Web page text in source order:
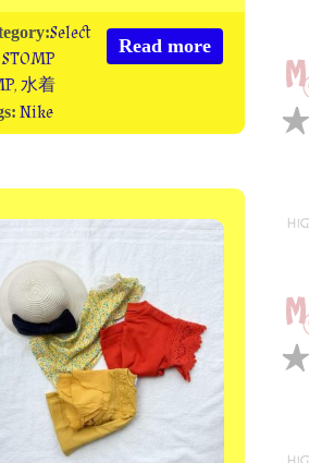
Read more
Select
STOMP
,水着
Nike